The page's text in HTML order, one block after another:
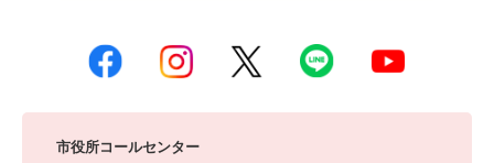
市役所コールセンター